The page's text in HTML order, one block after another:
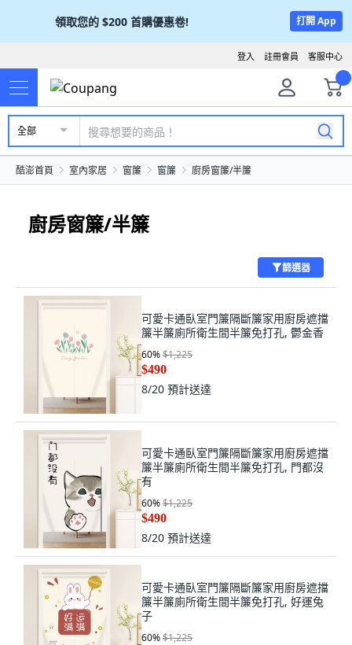
領取您的 $200 首購優惠卷! 打開 App
客服中心
註冊會員
登入
全部
酷澎首頁 室內家居 窗簾 窗簾 廚房窗簾/半簾
廚房窗簾/半簾
篩選器
可愛卡通臥室門簾隔斷簾家用廚房遮擋
簾半簾廁所衛生間半簾免打孔, 鬱金香
60%$1,225
$490
8/20 預計送達
可愛卡通臥室門簾隔斷簾家用廚房遮擋
簾半簾廁所衛生間半簾免打孔, 門都沒
有
60%$1,225
$490
8/20 預計送達
可愛卡通臥室門簾隔斷簾家用廚房遮擋
簾半簾廁所衛生間半簾免打孔, 好運兔
子
60%$1,225